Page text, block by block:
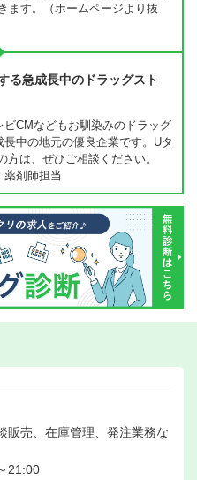
ます。（ホームページより抜
る急成長中のドラッグスト
CMなどもお馴染みのドラッグ
中の地元の優良企業です。Uタ
方は、ぜひご相談ください。
剤師担当
販売、在庫管理、発注業務な
21:00